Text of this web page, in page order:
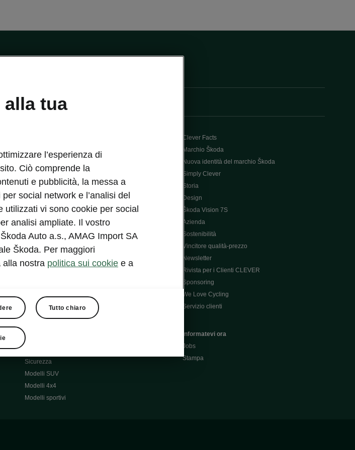
App di infotainment
Servizio veicoli
Danni alla carrozzeria
MyŠkoda App
3G Sunset
Lista di disponibilità
Cataloghi di accessori originali
Ruote invernali
Sistemi di trasporto
Ricambi originali Škoda
Comfort & equipaggiamento
Occasioni
Sicurezza
Modelli SUV
Modelli 4x4
Modelli sportivi
Clever Facts
Marchio Škoda
Nuova identità del marchio Škoda
Simply Clever
Storia
Design
Škoda Vision 7S
Azienda
Sostenibilità
Vincitore qualità-prezzo
Newsletter
Rivista per i Clienti CLEVER
Sponsoring
We Love Cycling
Servizio clienti
Informatevi ora
Jobs
Stampa
alla tua
l’esperienza di
Ciò comprende la
e pubblicità, la messa a
social network e l’analisi del
utilizzati vi sono cookie per social
analisi ampliate. Il vostro
Auto a.s., AMAG Import SA
Škoda. Per maggiori
alla nostra politica sui cookie e a
Tutto chiaro